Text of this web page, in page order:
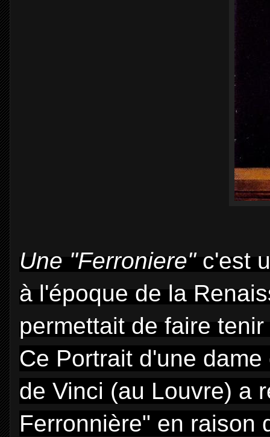
Une "Ferroniere" c'est
à l'époque de la
permettait de faire
Ce Portrait d'une
de Vinci (au Louvre) a
Ferronnière" en raison